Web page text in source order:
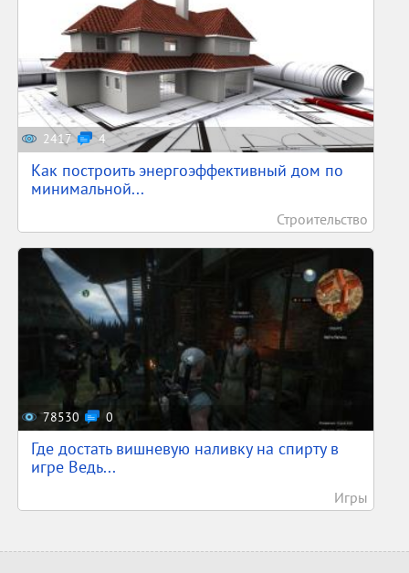
2417 4
Как построить энергоэффективный дом по
минимальной...
Строительство
78530 0
Где достать вишневую наливку на спирту в
игре Ведь...
Игры